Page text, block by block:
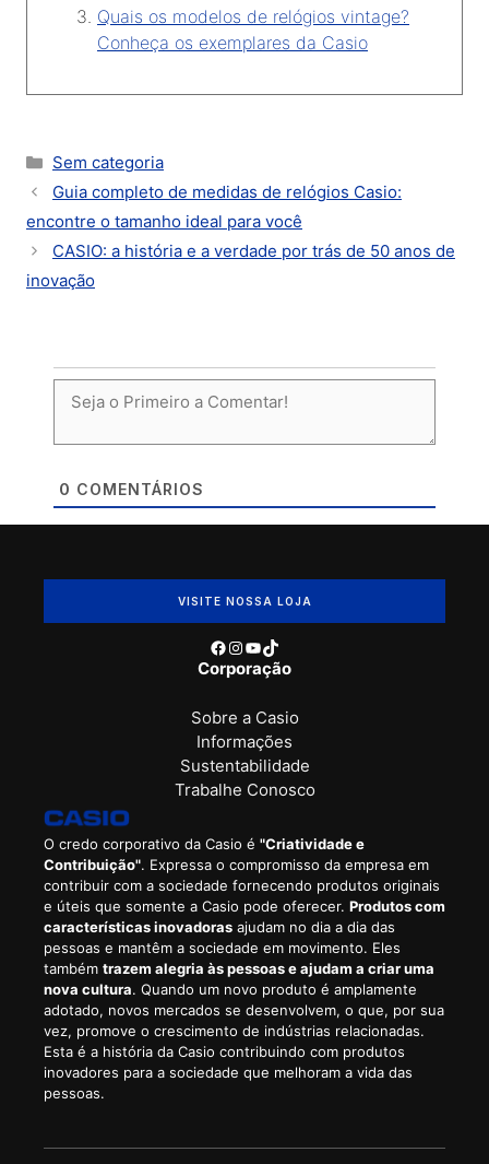
Quais os modelos de relógios vintage?
Conheça os exemplares da Casio
Categorias
Sem categoria
Guia completo de medidas de relógios Casio:
encontre o tamanho ideal para você
CASIO: a história e a verdade por trás de 50 anos de
inovação
0 COMENTÁRIOS
O credo corporativo da Casio é "Criatividade e
Contribuição". Expressa o compromisso da empresa em
contribuir com a sociedade fornecendo produtos originais
e úteis que somente a Casio pode oferecer. Produtos com
características inovadoras ajudam no dia a dia das
pessoas e mantêm a sociedade em movimento. Eles
também trazem alegria às pessoas e ajudam a criar uma
nova cultura. Quando um novo produto é amplamente
adotado, novos mercados se desenvolvem, o que, por sua
vez, promove o crescimento de indústrias relacionadas.
Esta é a história da Casio contribuindo com produtos
inovadores para a sociedade que melhoram a vida das
pessoas.
Corporação
Sobre a Casio
Informações
Sustentabilidade
Trabalhe Conosco
VISITE NOSSA LOJA
Facebook
Instagram
Youtube
TikTok